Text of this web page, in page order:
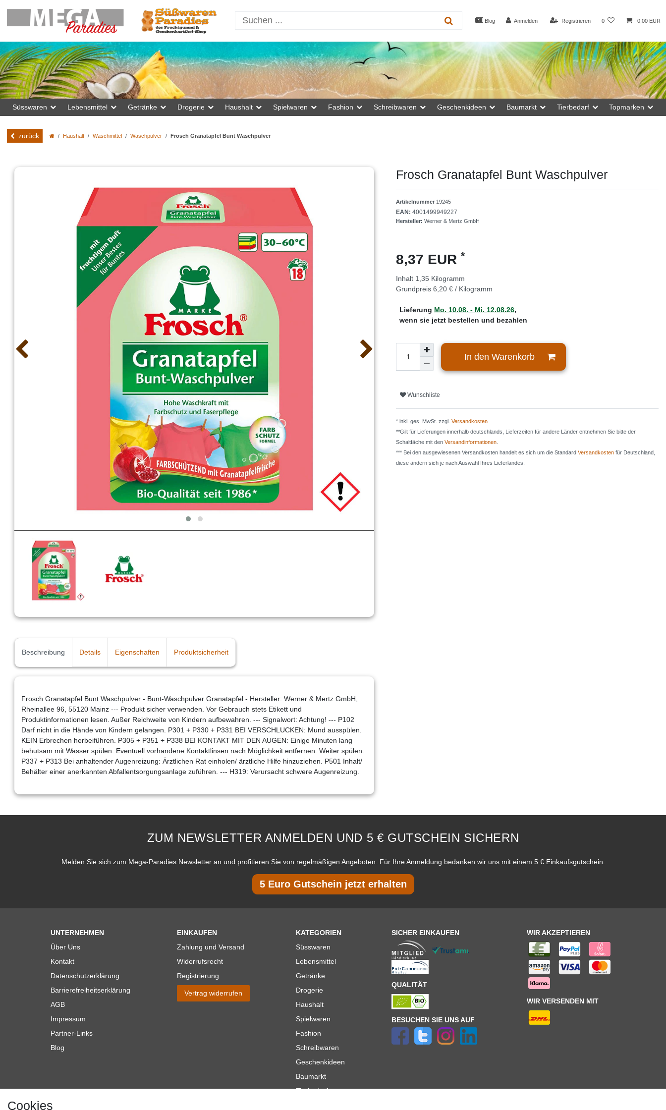
Blog Anmelden Registrieren 0 0,00 EUR
Süsswaren Lebensmittel Getränke Drogerie Haushalt Spielwaren Fashion Schreibwaren Geschenkideen Baumarkt Tierbedarf Topmarken
zurück Haushalt Waschmittel Waschpulver Frosch Granatapfel Bunt Waschpulver
Frosch Granatapfel Bunt Waschpulver
Artikelnummer 19245
EAN: 4001499949227
Hersteller: Werner & Mertz GmbH
8,37 EUR *
Inhalt 1,35 Kilogramm
Grundpreis 6,20 € / Kilogramm
Lieferung Mo. 10.08. - Mi. 12.08.26,
wenn sie jetzt bestellen und bezahlen
In den Warenkorb
Wunschliste
* inkl. ges. MwSt. zzgl. Versandkosten
**Gilt für Lieferungen innerhalb deutschlands, Lieferzeiten für andere Länder entnehmen Sie bitte der
Schaltfäche mit den Versandinformationen
*** Bei den ausgewiesenen Versandkosten handelt es sich um die Standard Versandkosten für Deutschland,
diese ändern sich je nach Auswahl Ihres Lieferlandes.
Beschreibung Details Eigenschaften Produktsicherheit
Frosch Granatapfel Bunt Waschpulver - Bunt-Waschpulver Granatapfel - Hersteller: Werner & Mertz GmbH,
Rheinallee 96, 55120 Mainz --- Produkt sicher verwenden. Vor Gebrauch stets Etikett und
Produktinformationen lesen. Außer Reichweite von Kindern aufbewahren. --- Signalwort: Achtung! --- P102
Darf nicht in die Hände von Kindern gelangen. P301 + P330 + P331 BEI VERSCHLUCKEN: Mund ausspülen.
KEIN Erbrechen herbeiführen. P305 + P351 + P338 BEI KONTAKT MIT DEN AUGEN: Einige Minuten lang
behutsam mit Wasser spülen. Eventuell vorhandene Kontaktlinsen nach Möglichkeit entfernen. Weiter spülen.
P337 + P313 Bei anhaltender Augenreizung: Ärztlichen Rat einholen/ ärztliche Hilfe hinzuziehen. P501 Inhalt/
Behälter einer anerkannten Abfallentsorgungsanlage zuführen. --- H319: Verursacht schwere Augenreizung.
ZUM NEWSLETTER ANMELDEN UND 5 € GUTSCHEIN SICHERN
Melden Sie sich zum Mega-Paradies Newsletter an und profitieren Sie von regelmäßigen Angeboten. Für Ihre Anmeldung bedanken wir uns mit einem 5 € Einkaufsgutschein.
5 Euro Gutschein jetzt erhalten
UNTERNEHMEN
Über Uns
Kontakt
Datenschutzerklärung
Barrierefreiheitserklärung
AGB
Impressum
Partner-Links
Blog
EINKAUFEN
Zahlung und Versand
Widerrufsrecht
Registrierung
Vertrag widerrufen
KATEGORIEN
Süsswaren
Lebensmittel
Getränke
Drogerie
Haushalt
Spielwaren
Fashion
Schreibwaren
Geschenkideen
Baumarkt
Tierbedarf
SICHER EINKAUFEN
QUALITÄT
BESUCHEN SIE UNS AUF
WIR AKZEPTIEREN
WIR VERSENDEN MIT
Cookies